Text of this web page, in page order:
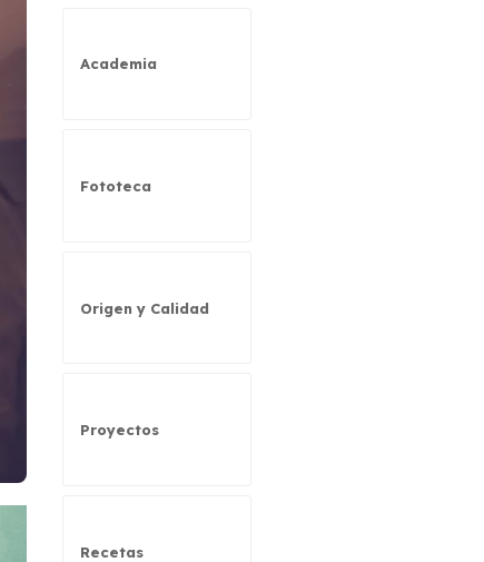
Academia
Fototeca
Origen y Calidad
Proyectos
Recetas